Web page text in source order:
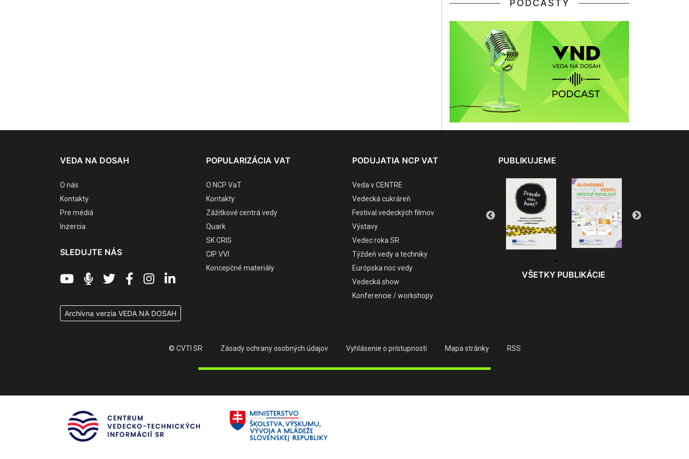
PODCASTY
VEDA NA DOSAH
O nás
Kontakty
Pre médiá
Inzercia
SLEDUJTE NÁS
Archívna verzia VEDA NA DOSAH
POPULARIZÁCIA VAT
O NCP VaT
Kontakty
Zážitkové centrá vedy
Quark
SK CRIS
CIP VVI
Koncepčné materiály
PODUJATIA NCP VAT
Veda v CENTRE
Vedecká cukráreň
Festival vedeckých filmov
Výstavy
Vedec roka SR
Týždeň vedy a techniky
Európska noc vedy
Vedecká show
Konferencie / workshopy
PUBLIKUJEME
VŠETKY PUBLIKÁCIE
© CVTI SR Zásady ochrany osobných údajov Vyhlásenie o prístupnosti Mapa stránky RSS